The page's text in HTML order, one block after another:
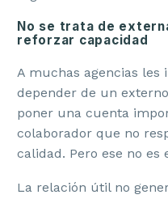
No se trata de
reforzar capacidad
A muchas agencias les
depender de un
poner una cuenta
colaborador que no
calidad. Pero ese no es
La relación útil no